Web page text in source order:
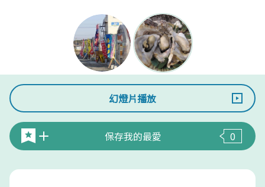
幻燈片播放
保存我的最愛 0